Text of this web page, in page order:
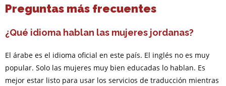
Preguntas más frecuentes
¿Qué idioma hablan las mujeres jordanas?
El árabe es el idioma oficial en este país. El inglés no es muy
popular. Solo las mujeres muy bien educadas lo hablan. Es
mejor estar listo para usar los servicios de traducción mientras